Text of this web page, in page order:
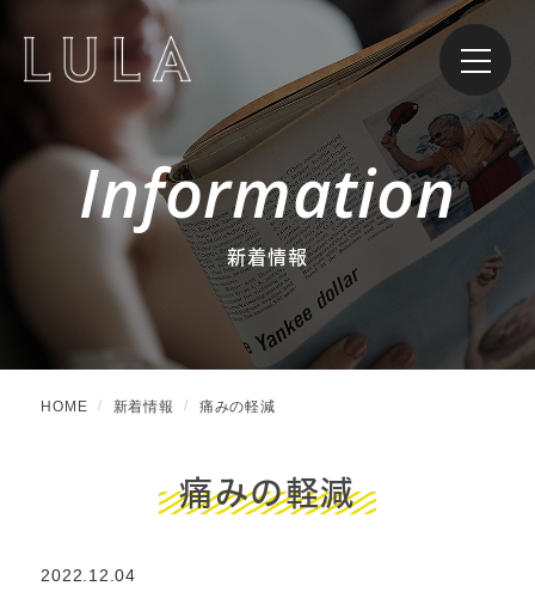
Information
新着情報
HOME 新着情報 痛みの軽減
痛みの軽減
2022.12.04